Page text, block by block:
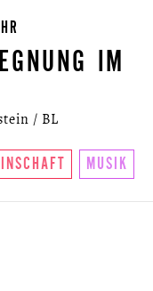
IM
/ BL
MUSIK